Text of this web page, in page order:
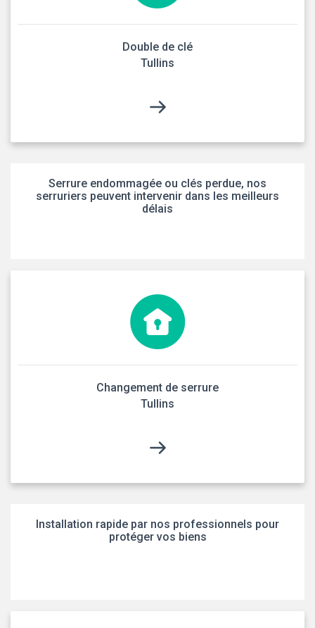
Double de clé
Tullins
Serrure endommagée ou clés perdue, nos
serruriers peuvent intervenir dans les meilleurs
délais
Changement de serrure
Tullins
Installation rapide par nos professionnels pour
protéger vos biens